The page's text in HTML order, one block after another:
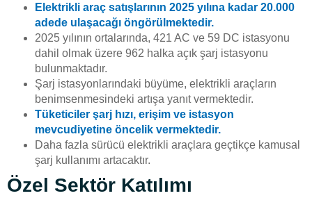
Elektrikli araç satışlarının 2025 yılına kadar 20.000
adede ulaşacağı öngörülmektedir.
2025 yılının ortalarında, 421 AC ve 59 DC istasyonu
dahil olmak üzere 962 halka açık şarj istasyonu
bulunmaktadır.
Şarj istasyonlarındaki büyüme, elektrikli araçların
benimsenmesindeki artışa yanıt vermektedir.
Tüketiciler şarj hızı, erişim ve istasyon
mevcudiyetine öncelik vermektedir.
Daha fazla sürücü elektrikli araçlara geçtikçe kamusal
şarj kullanımı artacaktır.
Özel Sektör Katılımı